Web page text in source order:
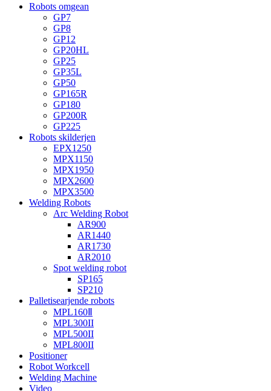
Robots omgean
GP7
GP8
GP12
GP20HL
GP25
GP35L
GP50
GP165R
GP180
GP200R
GP225
Robots skilderjen
EPX1250
MPX1150
MPX1950
MPX2600
MPX3500
Welding Robots
Arc Welding Robot
AR900
AR1440
AR1730
AR2010
Spot welding robot
SP165
SP210
Palletisearjende robots
MPL160Ⅱ
MPL300II
MPL500II
MPL800II
Positioner
Robot Workcell
Welding Machine
Video